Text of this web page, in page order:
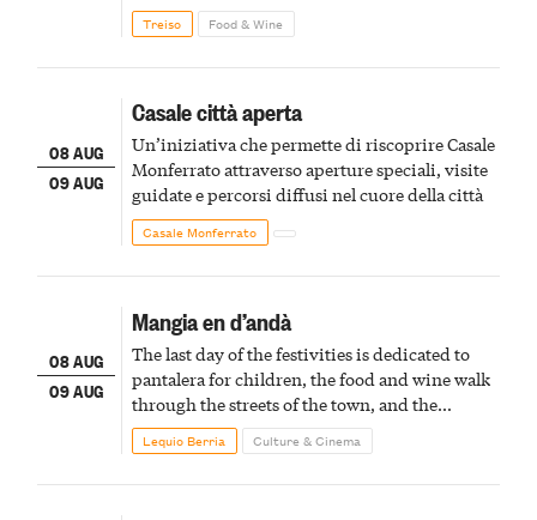
Treiso Food & Wine
08 AUG
09 AUG
Casale città aperta
Un’iniziativa che permette di riscoprire Casale
Monferrato attraverso aperture speciali, visite
guidate e percorsi diffusi nel cuore della città
Casale Monferrato
08 AUG
09 AUG
Mangia en d’andà
The last day of the festivities is dedicated to
pantalera for children, the food and wine walk
through the streets of the town, and the
fireworks finale
Lequio Berria Culture & Cinema